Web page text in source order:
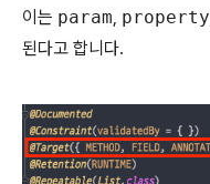
이는 param, property
된다고 합니다.